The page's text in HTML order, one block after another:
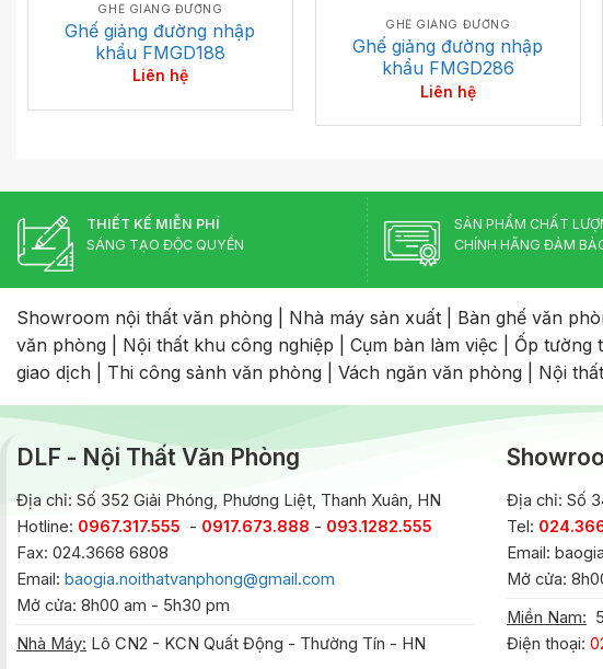
GHẾ GIẢNG ĐƯỜNG
Ghế giảng đường nhập
khẩu FMGD188
Liên hệ
GHẾ GIẢNG ĐƯỜNG
Ghế giảng đường nhập
khẩu FMGD286
Liên hệ
THIẾT KẾ MIỄN PHÍ
SÁNG TẠO ĐỘC QUYỀN
SẢN PHẨM CHẤT
CHÍNH HÃNG ĐẢM
Showroom nội thất văn phòng Nhà máy sản xuất Bàn ghế văn
văn phòng
Nội thất khu công nghiệp Cụm bàn làm việc Ốp tường
giao dịch
Thi công sảnh văn phòng Vách ngăn văn phòng Nội
DLF - Nội Thất Văn Phòng
Địa chỉ: Số 352 Giải Phóng, Phương Liệt, Thanh Xuân, HN
Hotline: 0967.317.555 - 0917.673.888 - 093.1282.555
Fax: 024.3668 6808
Email: baogia.noithatvanphong@gmail.com
Mở cửa: 8h00 am - 5h30 pm
Nhà Máy: Lô CN2 - KCN Quất Động - Thường Tín - HN
Địa chỉ: Số
Tel:
Email:
Mở cửa:
Miền Nam:
Điện thoại: